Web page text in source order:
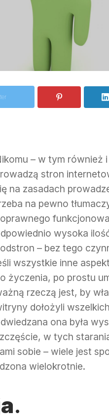
– w tym również
stron
na zasadach
na pewno
wysoka
– bez tego
wszystkie inne
życzenia, po prostu
rzeczą jest, by
dołożyli
ona była
w tych
sobie – wiele jest
wielokrotnie.
.